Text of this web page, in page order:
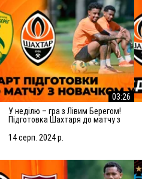
03:26
У неділю – гра з Лівим Берегом!
Підготовка Шахтаря до матчу з
14 серп. 2024 р.